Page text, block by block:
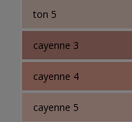
ton 5
cayenne 3
cayenne 4
cayenne 5